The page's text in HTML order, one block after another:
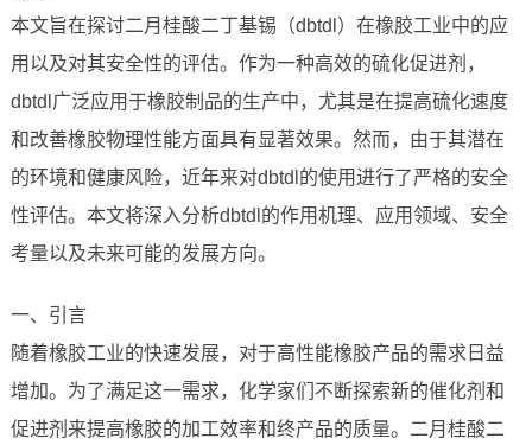
本文旨在探讨二月桂酸二丁基锡（dbtdl）在橡胶工业中的应
用以及对其安全性的评估。作为一种高效的硫化促进剂，
dbtdl广泛应用于橡胶制品的生产中，尤其是在提高硫化速度
和改善橡胶物理性能方面具有显著效果。然而，由于其潜在
的环境和健康风险，近年来对dbtdl的使用进行了严格的安全
性评估。本文将深入分析dbtdl的作用机理、应用领域、安全
考量以及未来可能的发展方向。
一、引言
随着橡胶工业的快速发展，对于高性能橡胶产品的需求日益
增加。为了满足这一需求，化学家们不断探索新的催化剂和
促进剂来提高橡胶的加工效率和终产品的质量。二月桂酸二